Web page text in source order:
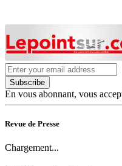
Subscribe
En vous abonnant, vous
Revue de Presse
Chargement...